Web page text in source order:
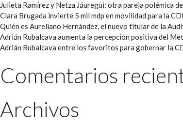
Julieta Ramírez y Netza Jáuregui: otra pareja polémica
Clara Brugada invierte 5 mil mdp en movilidad para la
Quién es Aureliano Hernández, el nuevo titular de la
Adrián Rubalcava aumenta la percepción positiva del
Adrián Rubalcava entre los favoritos para gobernar la
Comentarios
Archivos